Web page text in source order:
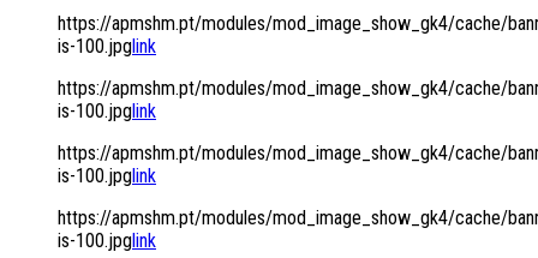
https://apmshm.pt/modules/mod_image_show_gk4/cache/
is-100.jpglink
https://apmshm.pt/modules/mod_image_show_gk4/cache/
is-100.jpglink
https://apmshm.pt/modules/mod_image_show_gk4/cache/
is-100.jpglink
https://apmshm.pt/modules/mod_image_show_gk4/cache/
is-100.jpglink